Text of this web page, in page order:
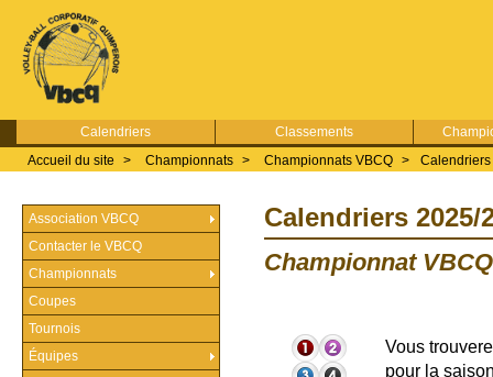
Calendriers Classements
Accueil du site
> Championnats > Championnats VBCQ >
Calendriers 2025/
Championnat VBCQ
Vous
pour la
Association VBCQ
Contacter le VBCQ
Championnats
Coupes
Tournois
Équipes